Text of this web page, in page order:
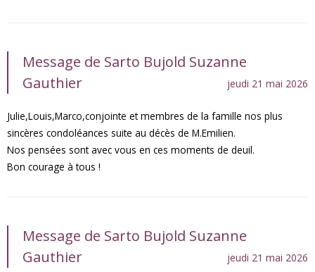
Message de Sarto Bujold Suzanne
Gauthier
jeudi 21 mai 2026
Julie,Louis,Marco,conjointe et membres de la famille nos plus
sincères condoléances suite au décès de M.Emilien.
Nos pensées sont avec vous en ces moments de deuil.
Bon courage à tous !
Message de Sarto Bujold Suzanne
Gauthier
jeudi 21 mai 2026